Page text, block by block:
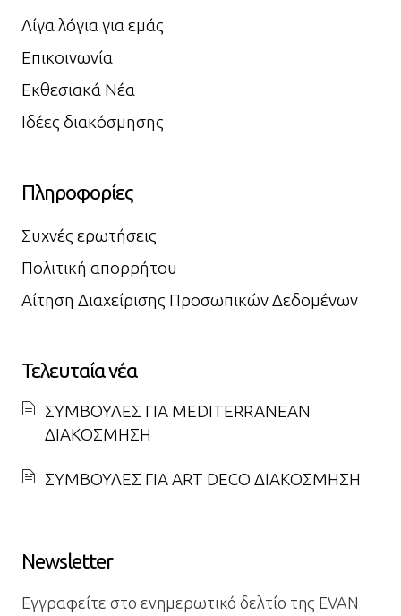
Λίγα λόγια για εμάς
Επικοινωνία
Εκθεσιακά Νέα
Ιδέες διακόσμησης
Πληροφορίες
Συχνές ερωτήσεις
Πολιτική απορρήτου
Αίτηση Διαχείρισης Προσωπικών Δεδομένων
Τελευταία νέα
ΣΥΜΒΟΥΛΕΣ ΓΙΑ MEDITERRANEAN
ΔΙΑΚΟΣΜΗΣΗ
ΣΥΜΒΟΥΛΕΣ ΓΙΑ ART DECO ΔΙΑΚΟΣΜΗΣΗ
Newsletter
Εγγραφείτε στο ενημερωτικό δελτίο της EVAN